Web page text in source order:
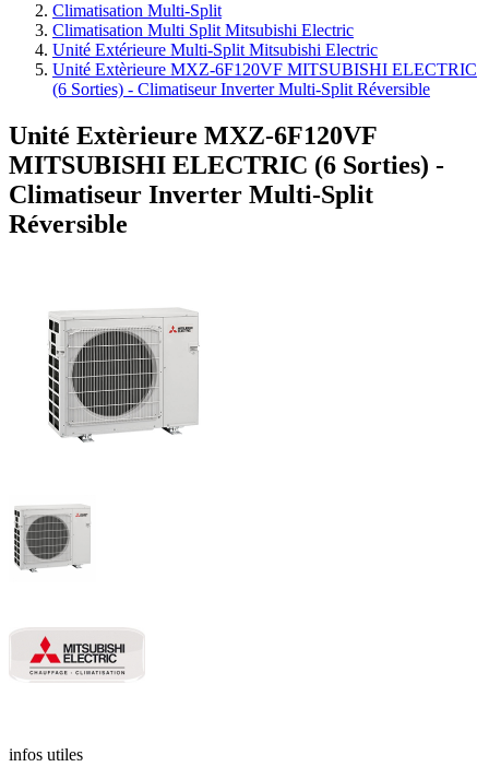
Climatisation Multi-Split
Climatisation Multi Split Mitsubishi Electric
Unité Extérieure Multi-Split Mitsubishi Electric
Unité Extèrieure MXZ-6F120VF MITSUBISHI ELECTRIC
(6 Sorties) - Climatiseur Inverter Multi-Split Réversible
Unité Extèrieure MXZ-6F120VF
MITSUBISHI ELECTRIC (6 Sorties) -
Climatiseur Inverter Multi-Split
Réversible
infos utiles